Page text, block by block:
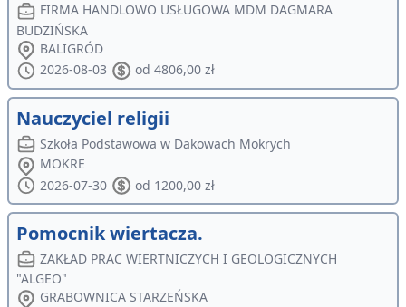
FIRMA HANDLOWO USŁUGOWA MDM DAGMARA
BUDZIŃSKA
BALIGRÓD
2026-08-03
od 4806,00 zł
Nauczyciel religii
Szkoła Podstawowa w Dakowach Mokrych
MOKRE
2026-07-30
od 1200,00 zł
Pomocnik wiertacza.
ZAKŁAD PRAC WIERTNICZYCH I GEOLOGICZNYCH
"ALGEO"
GRABOWNICA STARZEŃSKA